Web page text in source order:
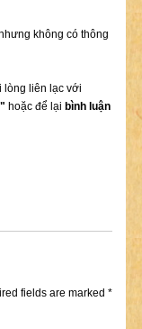
không có thông
lòng liên lạc với
hoặc để lại bình luận
fields are marked *